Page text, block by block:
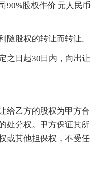
90%股权作价 元人民币
随股权的转让而转让。
之日起30日内，向出让
给乙方的股权为甲方合
处分权。甲方保证其所
或其他担保权，不受任